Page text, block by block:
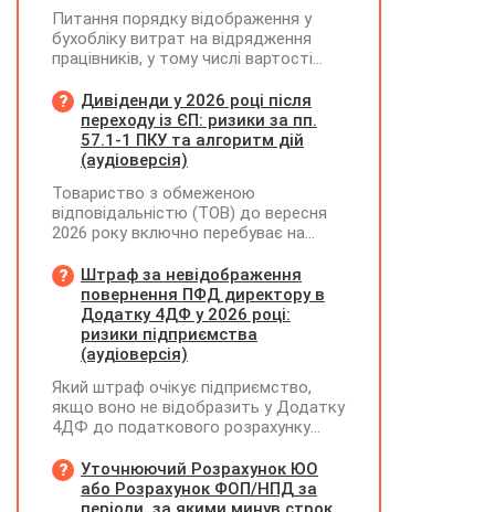
Питання порядку відображення у
бухобліку витрат на відрядження
працівників, у тому числі вартості
карткового рахунку працівника та
підтвердження таких операцій
первинними документами, належать
до компетенції Мінфіну
Дивіденди у 2026 році після
переходу із ЄП: ризики за пп.
57.1-1 ПКУ та алгоритм дій
(аудіоверсія)
Товариство з обмеженою
відповідальністю (ТОВ) до вересня
2026 року включно перебуває на
(єдиний податок, 3 група, ставка 5%,
неплатник ПДВ). З 1 жовтня 2026
року підприємство переходить на
загальну систему оподаткування
(стає платником податку на
діяльності у періоді 2024–2025 років
(під час перебування на спрощеній
системі) підприємство отримало
нерозподіленого прибутку в балансі
становить 18 млн грн. Наприкінці
Штраф за невідображення
повернення ПФД директору в
Додатку 4ДФ у 2026 році:
ризики підприємства
(аудіоверсія)
Який штраф очікує підприємство,
якщо воно не відобразить у Додатку
4ДФ до податкового розрахунку
допомоги (ПФД) директору?
Уточнюючий Розрахунок ЮО
або Розрахунок ФОП/НПД за